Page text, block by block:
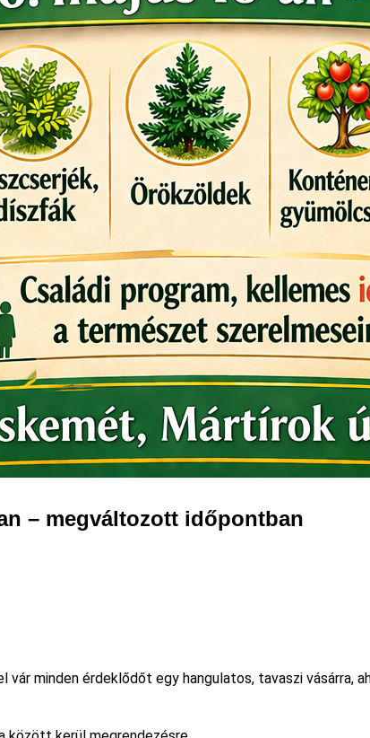
– megváltozott időpontban
minden érdeklődőt egy hangulatos, tavaszi vásárra,